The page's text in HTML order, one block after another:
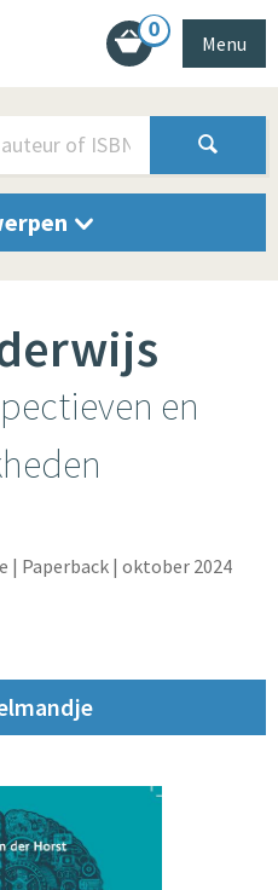
0
Menu
en
| Paperback | oktober 2024